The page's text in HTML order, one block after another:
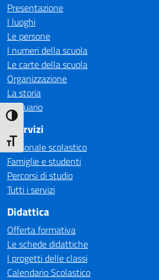
Attiva/disattiva alto contrasto
Attiva/disattiva dimensione testo
Presentazione
I luoghi
Le persone
I numeri della scuola
Le carte della scuola
Organizzazione
La storia
Annuario
I Servizi
Personale scolastico
Famiglie e studenti
Percorsi di studio
Tutti i servizi
Didattica
Offerta formativa
Le schede didattiche
I progetti delle classi
Calendario Scolastico